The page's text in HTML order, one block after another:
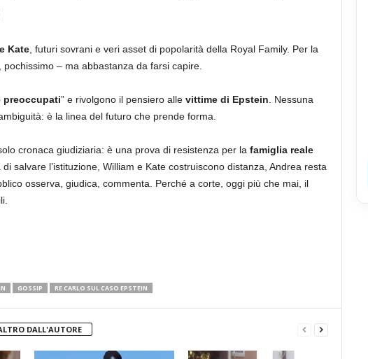
Kate, futuri sovrani e veri asset di popolarità della Royal Family. Per la
– ma abbastanza da farsi capire.
preoccupati” e rivolgono il pensiero alle vittime di Epstein . Nessuna
è la linea del futuro che prende forma.
cronaca giudiziaria: è una prova di resistenza per la famiglia reale
salvare l’istituzione, William e Kate costruiscono distanza, Andrea resta
osserva, giudica, commenta. Perché a corte, oggi più che mai, il
GOSSIP RE CARLO SUL CASO EPSTEIN
DALL'AUTORE